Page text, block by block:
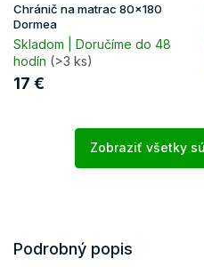
Chránič na matrac 80x180
Dormea
Skladom | Doručíme do 48
hodín (>3 ks)
17 €
Zobraziť všetky
Podrobný popis